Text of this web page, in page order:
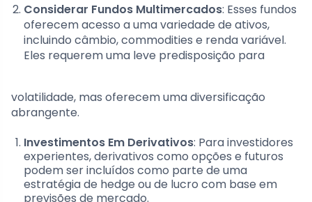
Considerar Fundos Multimercados: Esses fundos
oferecem acesso a uma variedade de ativos,
incluindo câmbio, commodities e renda variável.
Eles requerem uma leve predisposição para
volatilidade, mas oferecem uma diversificação
abrangente.
Investimentos Em Derivativos: Para investidores
experientes, derivativos como opções e futuros
podem ser incluídos como parte de uma
estratégia de hedge ou de lucro com base em
previsões de mercado.